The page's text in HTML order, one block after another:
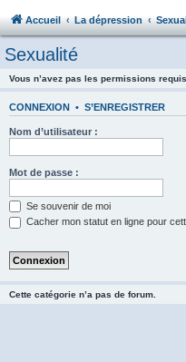
Accueil La dépression
Sexualité
Vous n’avez pas les permissions
CONNEXION • S’ENREGISTRER
Nom d’utilisateur :
Mot de passe :
Se souvenir de moi
Cacher mon statut en ligne pour
Cette catégorie n’a pas de forum.